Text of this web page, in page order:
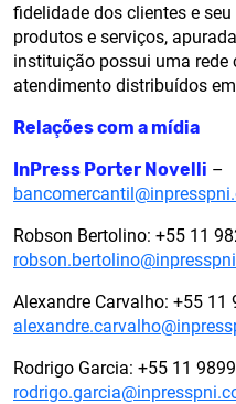
fidelidade dos clientes e
produtos e serviços,
instituição possui uma
atendimento distribuídos
Relações com a mídia
InPress Porter Novelli –
Robson Bertolino: +55 11
Alexandre Carvalho: +55 11
Rodrigo Garcia: +55 11